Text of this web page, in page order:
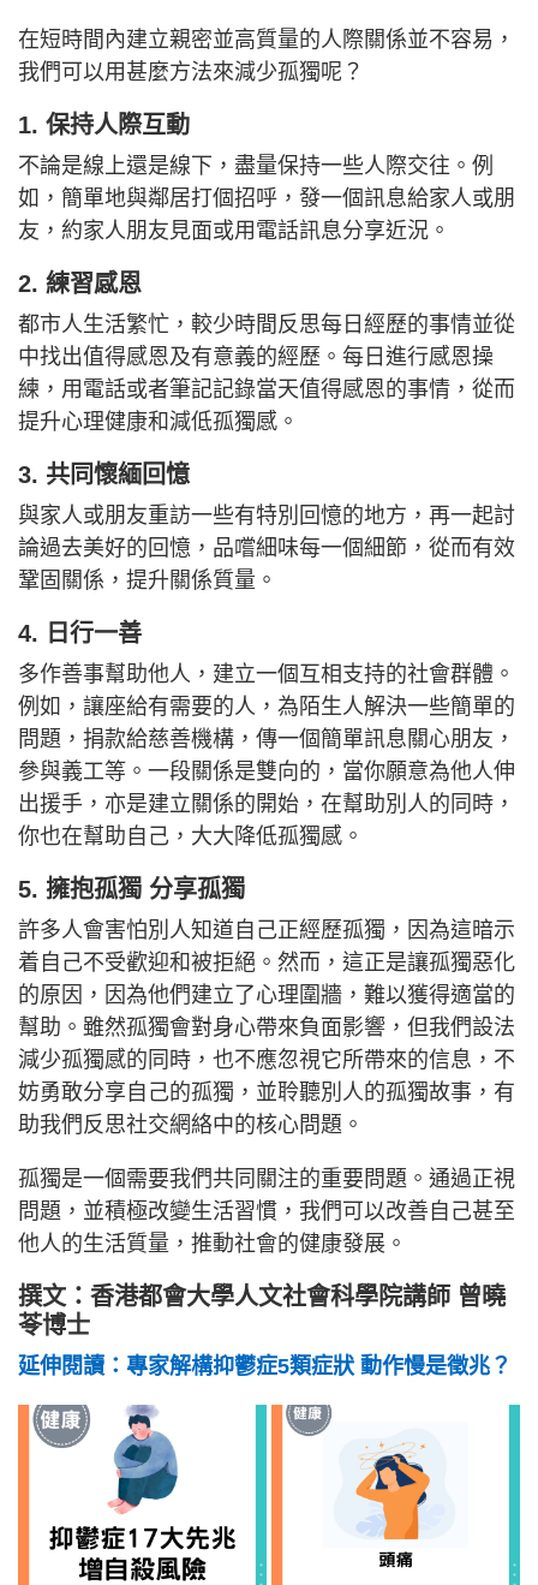
在短時間內建立親密並高質量的人際關係並不容易，
我們可以用甚麼方法來減少孤獨呢？
1. 保持人際互動
不論是線上還是線下，盡量保持一些人際交往。例
如，簡單地與鄰居打個招呼，發一個訊息給家人或朋
友，約家人朋友見面或用電話訊息分享近況。
2. 練習感恩
都市人生活繁忙，較少時間反思每日經歷的事情並從
中找出值得感恩及有意義的經歷。每日進行感恩操
練，用電話或者筆記記錄當天值得感恩的事情，從而
提升心理健康和減低孤獨感。
3. 共同懷緬回憶
與家人或朋友重訪一些有特別回憶的地方，再一起討
論過去美好的回憶，品嚐細味每一個細節，從而有效
鞏固關係，提升關係質量。
4. 日行一善
多作善事幫助他人，建立一個互相支持的社會群體。
例如，讓座給有需要的人，為陌生人解決一些簡單的
問題，捐款給慈善機構，傳一個簡單訊息關心朋友，
參與義工等。一段關係是雙向的，當你願意為他人伸
出援手，亦是建立關係的開始，在幫助別人的同時，
你也在幫助自己，大大降低孤獨感。
5. 擁抱孤獨 分享孤獨
許多人會害怕別人知道自己正經歷孤獨，因為這暗示
着自己不受歡迎和被拒絕。然而，這正是讓孤獨惡化
的原因，因為他們建立了心理圍牆，難以獲得適當的
幫助。雖然孤獨會對身心帶來負面影響，但我們設法
減少孤獨感的同時，也不應忽視它所帶來的信息，不
妨勇敢分享自己的孤獨，並聆聽別人的孤獨故事，有
助我們反思社交網絡中的核心問題。
孤獨是一個需要我們共同關注的重要問題。通過正視
問題，並積極改變生活習慣，我們可以改善自己甚至
他人的生活質量，推動社會的健康發展。
撰文：香港都會大學人文社會科學院講師 曾曉
苓博士
延伸閱讀：專家解構抑鬱症5類症狀 動作慢是徵兆？